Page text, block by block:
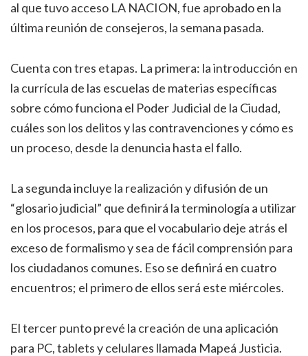
al que tuvo acceso LA NACION, fue aprobado en la
última reunión de consejeros, la semana pasada.
Cuenta con tres etapas. La primera: la introducción en
la currícula de las escuelas de materias específicas
sobre cómo funciona el Poder Judicial de la Ciudad,
cuáles son los delitos y las contravenciones y cómo es
un proceso, desde la denuncia hasta el fallo.
La segunda incluye la realización y difusión de un
“glosario judicial” que definirá la terminología a utilizar
en los procesos, para que el vocabulario deje atrás el
exceso de formalismo y sea de fácil comprensión para
los ciudadanos comunes. Eso se definirá en cuatro
encuentros; el primero de ellos será este miércoles.
El tercer punto prevé la creación de una aplicación
para PC, tablets y celulares llamada Mapeá Justicia.